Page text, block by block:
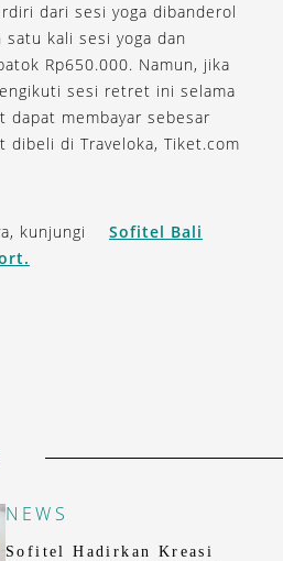
dari sesi yoga dibanderol
satu kali sesi yoga dan
Rp650.000. Namun, jika
sesi retret ini selama
membayar sebesar
dibeli di Traveloka, Tiket.com
kunjungi
Sofitel Bali
NEWS
Sofitel Hadirkan Kreasi